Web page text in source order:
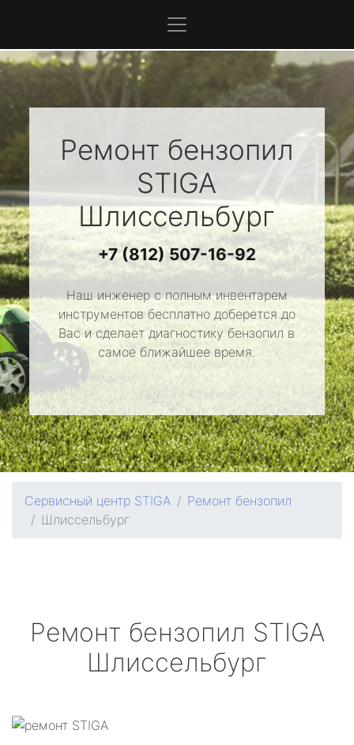
Ремонт бензопил
STIGA
Шлиссельбург
+7 (812) 507-16-92
Наш инженер с полным инвентарем
инструментов бесплатно доберется до
Вас и сделает диагностику бензопил в
самое ближайшее время.
Сервисный центр STIGA
Ремонт бензопил
Шлиссельбург
Ремонт бензопил STIGA
Шлиссельбург